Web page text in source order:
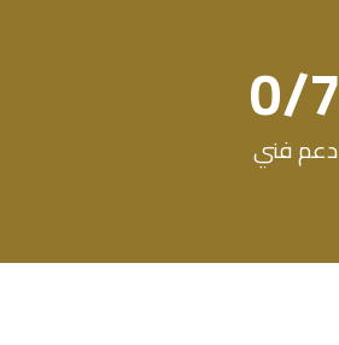
دعم فني
7/
0